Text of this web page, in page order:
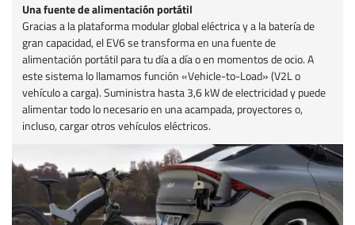
Una fuente de alimentación portátil
Gracias a la plataforma modular global eléctrica y a la batería de
gran capacidad, el EV6 se transforma en una fuente de
alimentación portátil para tu día a día o en momentos de ocio. A
este sistema lo llamamos función «Vehicle-to-Load» (V2L o
vehículo a carga). Suministra hasta 3,6 kW de electricidad y puede
alimentar todo lo necesario en una acampada, proyectores o,
incluso, cargar otros vehículos eléctricos.